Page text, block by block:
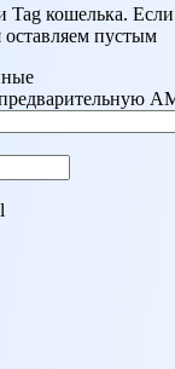
кошелька.
пустым